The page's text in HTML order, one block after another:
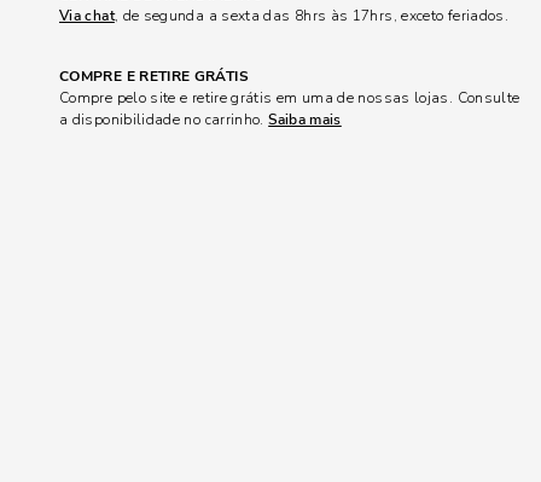
Via chat, de segunda a sexta das 8hrs às 17hrs, exceto feriados.
COMPRE E RETIRE GRÁTIS
Compre pelo site e retire grátis em uma de nossas lojas. Consulte
a disponibilidade no carrinho.Saiba mais